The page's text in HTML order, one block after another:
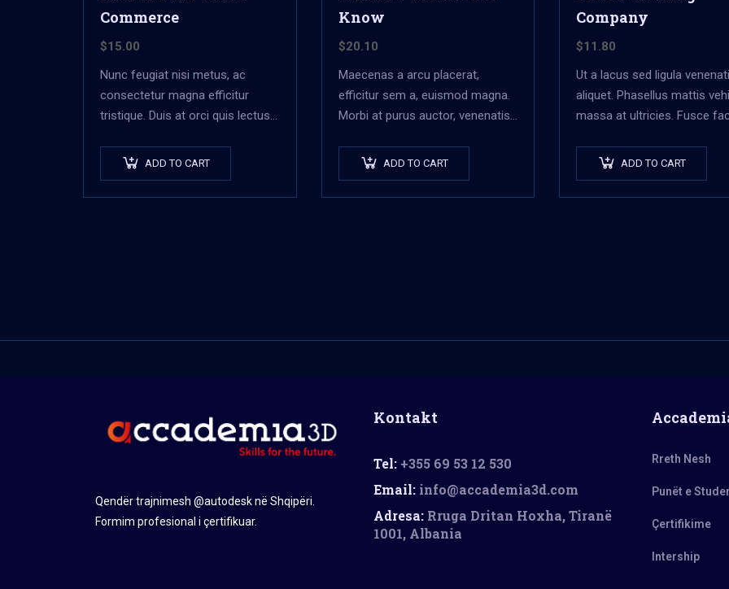
Commerce
$15.00
Nunc feugiat nisi metus, ac
consectetur magna efficitur
tristique. Duis at orci quis lectus
Morbi condimentum blandit ex.
Suspendisse vehicula feugiat
augue, euismod placerat…
ADD TO CART
Know
$20.10
Maecenas a arcu placerat,
efficitur sem a, euismod magna.
Morbi at purus auctor, venenatis
Pellentesque bibendum orci non
neque semper, quis semper nulla
laoreet.
ADD TO CART
Company
$11.80
Ut a lacus sed ligula
aliquet. Phasellus mattis
massa at ultricies. Fusce
ultrices lobortis augue, vitae
pellentesque felis. In ipsum
ADD TO CART
Qendër trajnimesh @autodesk në Shqipëri.
Formim profesional i çertifikuar.
Kontakt
Tel: +355 69 53 12 530
Email: info@accademia3d.com
Adresa: Rruga Dritan Hoxha, Tiranë
1001, Albania
Rreth Nesh
Punët e
Çertifikime
Intership